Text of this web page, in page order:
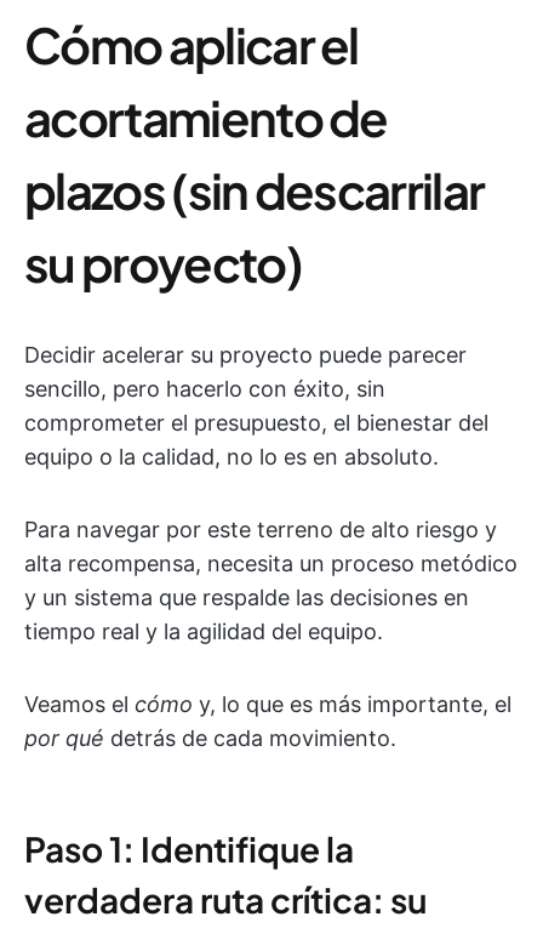
Cómo aplicar el
acortamiento de
plazos (sin descarrilar
su proyecto)
Decidir acelerar su proyecto puede parecer
sencillo, pero hacerlo con éxito, sin
comprometer el presupuesto, el bienestar del
equipo o la calidad, no lo es en absoluto.
Para navegar por este terreno de alto riesgo y
alta recompensa, necesita un proceso metódico
y un sistema que respalde las decisiones en
tiempo real y la agilidad del equipo.
Veamos el cómo y, lo que es más importante, el
por qué detrás de cada movimiento.
Paso 1: Identifique la
verdadera ruta crítica: su